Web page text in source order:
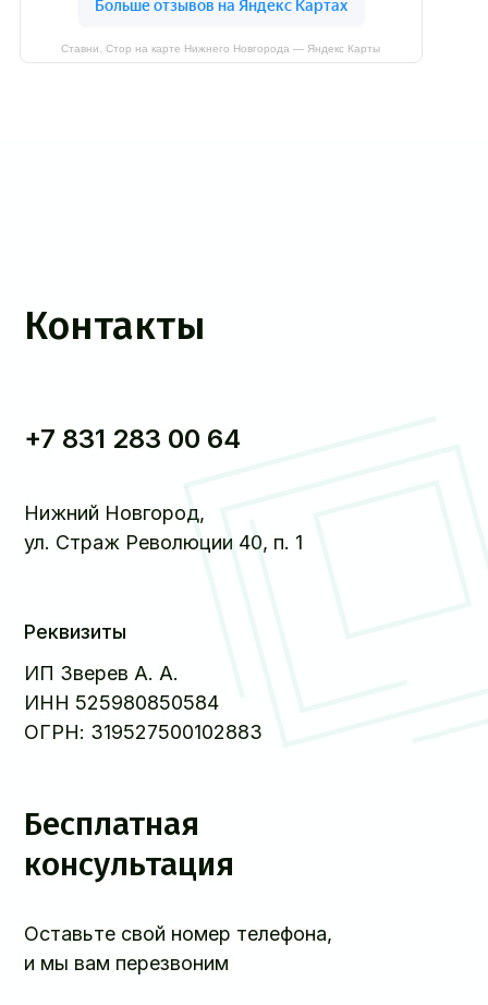
Ставни. Стор на карте Нижнего Новгорода — Яндекс Карты
Контакты
Бесплатная
консультация
Оставьте свой номер телефона,
и мы вам перезвоним
Нижний Новгород,
ул. Страж Революции 40, п. 1
ИП Зверев А. А.
ИНН 525980850584
ОГРН: 319527500102883
Реквизиты
+7 831 283 00 64